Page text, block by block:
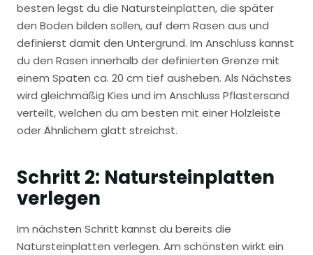
besten legst du die Natursteinplatten, die später
den Boden bilden sollen, auf dem Rasen aus und
definierst damit den Untergrund. Im Anschluss kannst
du den Rasen innerhalb der definierten Grenze mit
einem Spaten ca. 20 cm tief ausheben. Als Nächstes
wird gleichmäßig Kies und im Anschluss Pflastersand
verteilt, welchen du am besten mit einer Holzleiste
oder Ähnlichem glatt streichst.
Schritt 2: Natursteinplatten
verlegen
Im nächsten Schritt kannst du bereits die
Natursteinplatten verlegen. Am schönsten wirkt ein